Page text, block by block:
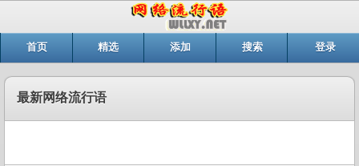
首页 精选 添加 搜索 登录
最新网络流行语